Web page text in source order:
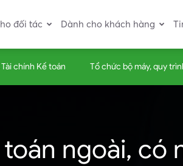
đối tác Dành cho khách hàng
chính Kế toán Tổ chức bộ máy, quy
ngoài, có